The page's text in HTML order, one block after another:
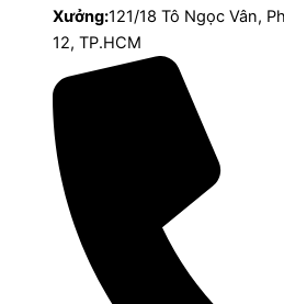
Xưởng:121/18 Tô Ngọc Vân,
12, TP.HCM